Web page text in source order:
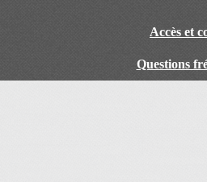
Accès et
Questions